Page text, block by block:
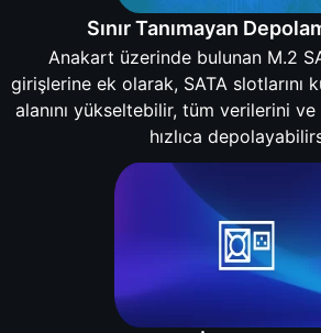
Sınır Tanımayan
Anakart üzerinde bulunan M.2
girişlerine ek olarak, SATA slotlarını
alanını yükseltebilir, tüm verilerini ve
hızlıca